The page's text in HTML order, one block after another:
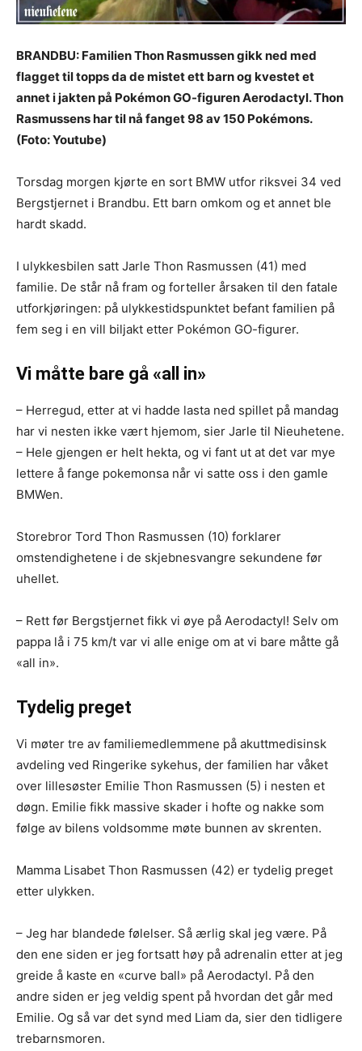
BRANDBU: Familien Thon Rasmussen gikk ned med
flagget til topps da de mistet ett barn og kvestet et
annet i jakten på Pokémon GO-figuren Aerodactyl. Thon
Rasmussens har til nå fanget 98 av 150 Pokémons.
(Foto: Youtube)
Torsdag morgen kjørte en sort BMW utfor riksvei 34 ved
Bergstjernet i Brandbu. Ett barn omkom og et annet ble
hardt skadd.
I ulykkesbilen satt Jarle Thon Rasmussen (41) med
familie. De står nå fram og forteller årsaken til den fatale
utforkjøringen: på ulykkestidspunktet befant familien på
fem seg i en vill biljakt etter Pokémon GO-figurer.
Vi måtte bare gå «all in»
– Herregud, etter at vi hadde lasta ned spillet på mandag
har vi nesten ikke vært hjemom, sier Jarle til Nieuhetene.
– Hele gjengen er helt hekta, og vi fant ut at det var mye
lettere å fange pokemonsa når vi satte oss i den gamle
BMWen.
Storebror Tord Thon Rasmussen (10) forklarer
omstendighetene i de skjebnesvangre sekundene før
uhellet.
– Rett før Bergstjernet fikk vi øye på Aerodactyl! Selv om
pappa lå i 75 km/t var vi alle enige om at vi bare måtte gå
«all in».
Tydelig preget
Vi møter tre av familiemedlemmene på akuttmedisinsk
avdeling ved Ringerike sykehus, der familien har våket
over lillesøster Emilie Thon Rasmussen (5) i nesten et
døgn. Emilie fikk massive skader i hofte og nakke som
følge av bilens voldsomme møte bunnen av skrenten.
Mamma Lisabet Thon Rasmussen (42) er tydelig preget
etter ulykken.
– Jeg har blandede følelser. Så ærlig skal jeg være. På
den ene siden er jeg fortsatt høy på adrenalin etter at jeg
greide å kaste en «curve ball» på Aerodactyl. På den
andre siden er jeg veldig spent på hvordan det går med
Emilie. Og så var det synd med Liam da, sier den tidligere
trebarnsmoren.